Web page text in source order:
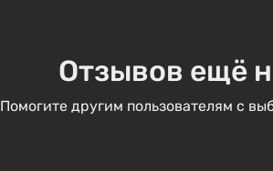
Отзывов ещё
Помогите другим пользователям с